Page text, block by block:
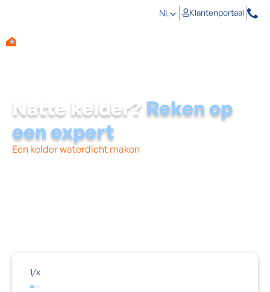
NL Klantenportaal
Natte kelder? Reken op
een expert
Een kelder waterdicht maken
1/x